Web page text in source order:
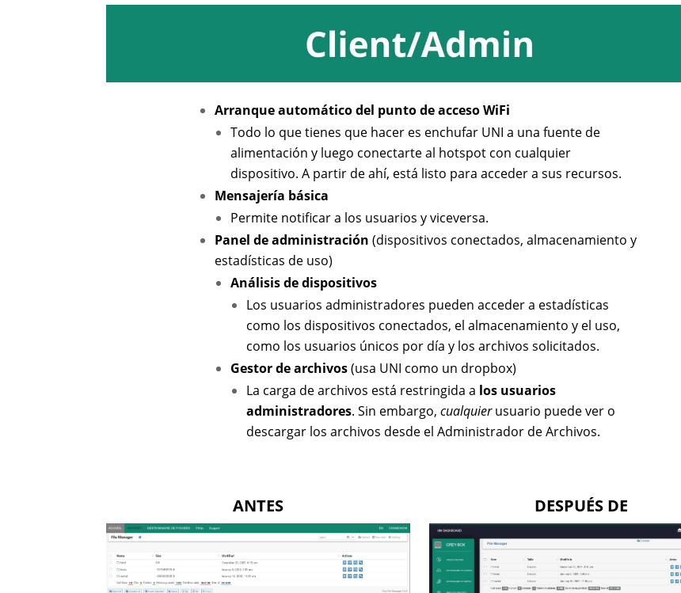
Arranque automático del punto de acceso WiFi
Todo lo que tienes que hacer es enchufar UNI a una fuente de
alimentación y luego conectarte al hotspot con cualquier
dispositivo. A partir de ahí, está listo para acceder a sus recursos.
Mensajería básica
Permite notificar a los usuarios y viceversa.
Panel de administración (dispositivos conectados, almacenamiento y
estadísticas de uso)
Análisis de dispositivos
Los usuarios administradores pueden acceder a estadísticas
como los dispositivos conectados, el almacenamiento y el uso,
como los usuarios únicos por día y los archivos solicitados.
Gestor de archivos(usa UNI como un dropbox)
La carga de archivos está restringida a los usuarios
administradores. Sin embargo,cualquierusuario puede ver o
descargar los archivos desde el Administrador de Archivos.
ANTES DESPUÉS DE